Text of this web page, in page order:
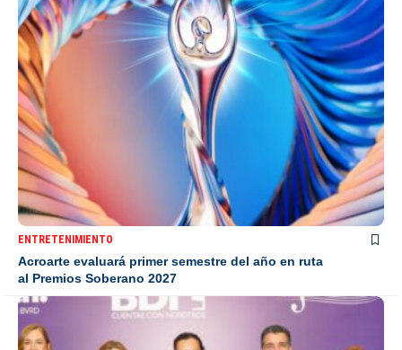
ENTRETENIMIENTO
Acroarte evaluará primer semestre del año en ruta
al Premios Soberano 2027